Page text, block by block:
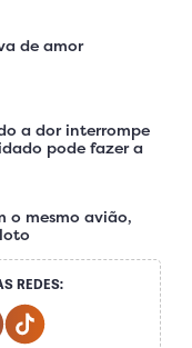
de amor
a dor interrompe
pode fazer a
o mesmo avião,
REDES:
MediaMedia
Social Media
Twitter Social Media
Tiktok Social